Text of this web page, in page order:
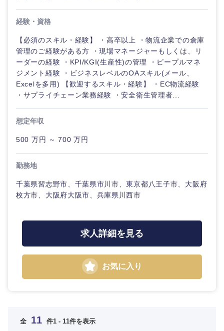
経験・資格
【必須のスキル・経験】 ・高卒以上 ・物流企業での倉庫
管理のご経験がある方 ・現場マネージャーもしくは、リ
ーダーの経験 ・KPI/KGI(生産性)の管理 ・ピープルマネ
ジメント経験 ・ビジネスレベルのOAスキル(メール、
Excelを多用) 【歓迎するスキル・経験】 ・EC物流経験
・サプライチェーン業務経験 ・安全衛生管理者...
想定年収
500 万円 ～ 700 万円
勤務地
千葉県習志野市、千葉県市川市、東京都八王子市、大阪府
枚方市、大阪府大阪市、兵庫県川西市
求人詳細を見る
お気に入り
全 11 件1 - 11件を表示